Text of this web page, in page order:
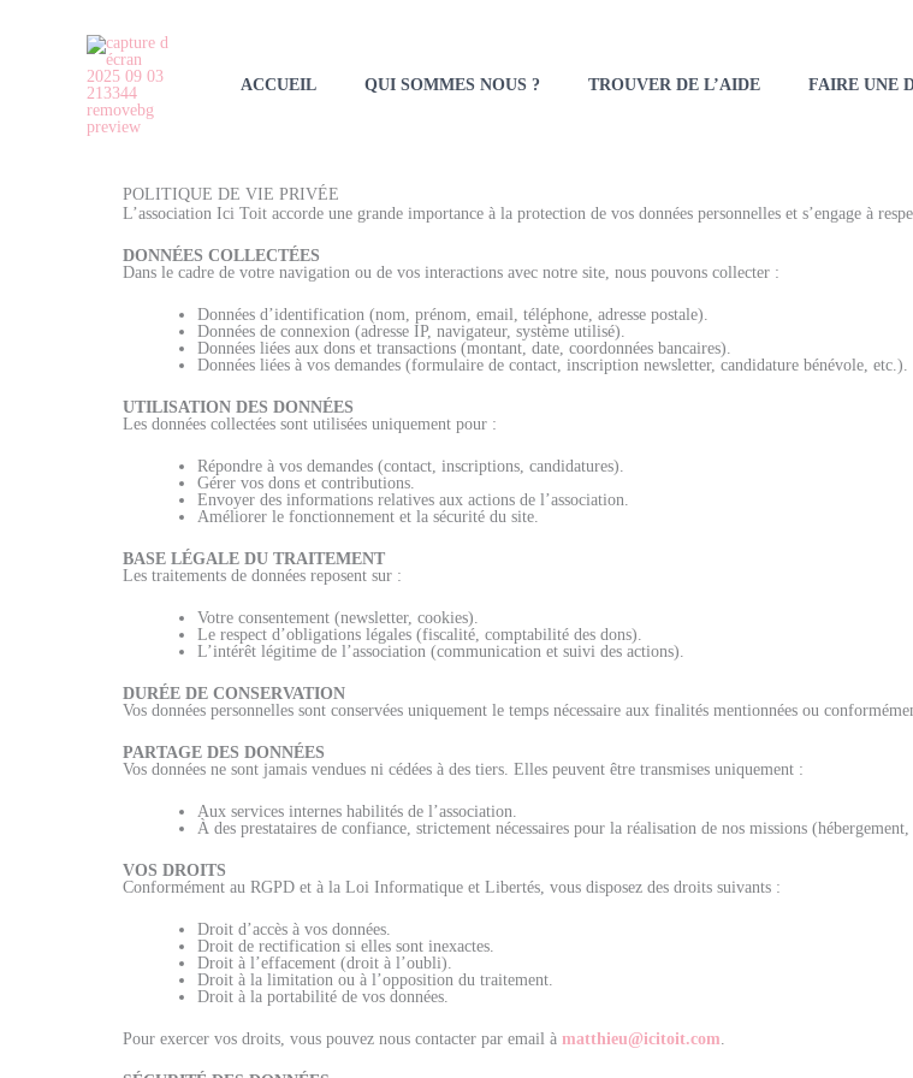
ACCUEIL QUI SOMMES NOUS ? TROUVER DE L’AIDE FAIRE UNE
POLITIQUE DE VIE PRIVÉE
L’association Ici Toit accorde une grande importance à la protection de vos données personnelles et s’engage à
DONNÉES COLLECTÉES
Dans le cadre de votre navigation ou de vos interactions avec notre site, nous pouvons collecter :
Données d’identification (nom, prénom, email, téléphone, adresse postale).
Données de connexion (adresse IP, navigateur, système utilisé).
Données liées aux dons et transactions (montant, date, coordonnées bancaires).
Données liées à vos demandes (formulaire de contact, inscription newsletter, candidature bénévole, etc.).
UTILISATION DES DONNÉES
Les données collectées sont utilisées uniquement pour :
Répondre à vos demandes (contact, inscriptions, candidatures).
Gérer vos dons et contributions.
Envoyer des informations relatives aux actions de l’association.
Améliorer le fonctionnement et la sécurité du site.
BASE LÉGALE DU TRAITEMENT
Les traitements de données reposent sur :
Votre consentement (newsletter, cookies).
Le respect d’obligations légales (fiscalité, comptabilité des dons).
L’intérêt légitime de l’association (communication et suivi des actions).
DURÉE DE CONSERVATION
Vos données personnelles sont conservées uniquement le temps nécessaire aux finalités mentionnées ou
PARTAGE DES DONNÉES
Vos données ne sont jamais vendues ni cédées à des tiers. Elles peuvent être transmises uniquement :
Aux services internes habilités de l’association.
À des prestataires de confiance, strictement nécessaires pour la réalisation de nos missions
VOS DROITS
Conformément au RGPD et à la Loi Informatique et Libertés, vous disposez des droits suivants :
Droit d’accès à vos données.
Droit de rectification si elles sont inexactes.
Droit à l’effacement (droit à l’oubli).
Droit à la limitation ou à l’opposition du traitement.
Droit à la portabilité de vos données.
Pour exercer vos droits, vous pouvez nous contacter par email à matthieu@icitoit.com.